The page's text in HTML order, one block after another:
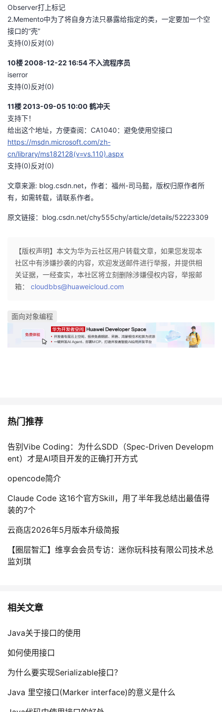
Observer打上标记
2.Memento中为了将自身方法只暴露给指定的类，一定要加一个空
接口的“壳”
支持(0)反对(0)
10楼 2008-12-22 16:54 不入流程序员
iserror
支持(0)反对(0)
11楼 2013-09-05 10:00 鹤冲天
支持下！
给出这个地址，方便查阅：CA1040：避免使用空接口
https://msdn.microsoft.com/zh-
cn/library/ms182128(v=vs.110).aspx
支持(0)反对(0)
文章来源: blog.csdn.net，作者：福州-司马懿，版权归原作者所
有，如需转载，请联系作者。
原文链接：blog.csdn.net/chy555chy/article/details/52223309
【版权声明】本文为华为云社区用户转载文章，如果您发现本
社区中有涉嫌抄袭的内容，欢迎发送邮件进行举报，并提供相
关证据，一经查实，本社区将立刻删除涉嫌侵权内容，举报邮
箱： cloudbbs@huaweicloud.com
面向对象编程
热门推荐
告别Vibe Coding：为什么SDD（Spec-Driven Developm
ent）才是AI项目开发的正确打开方式
opencode简介
Claude Code 这16个官方Skill，用了半年我总结出最值得
装的7个
云商店2026年5月版本升级简报
【圈层智汇】维享会会员专访：迷你玩科技有限公司技术总
监刘琪
相关文章
Java关于接口的使用
如何使用接口
为什么要实现Serializable接口？
Java 里空接口(Marker interface)的意义是什么